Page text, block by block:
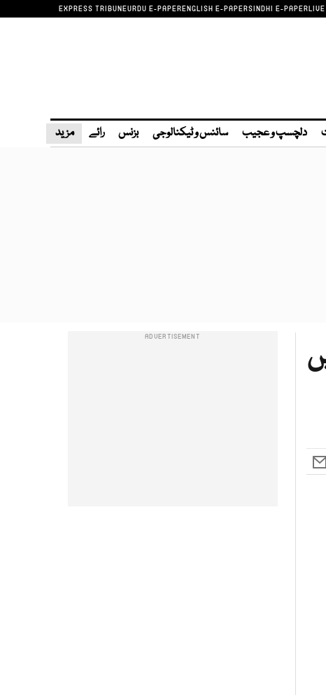
EXPRESS TRIBUNEURDU E-PAPERENGLISH E-PAPERSINDHI E-PAPER
دلچسپ و عجیب سائنس و ٹیکنالوجی بزنس رائے مزید